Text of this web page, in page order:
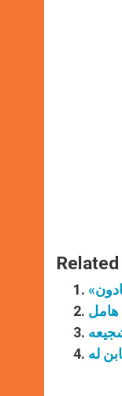
هامل
له